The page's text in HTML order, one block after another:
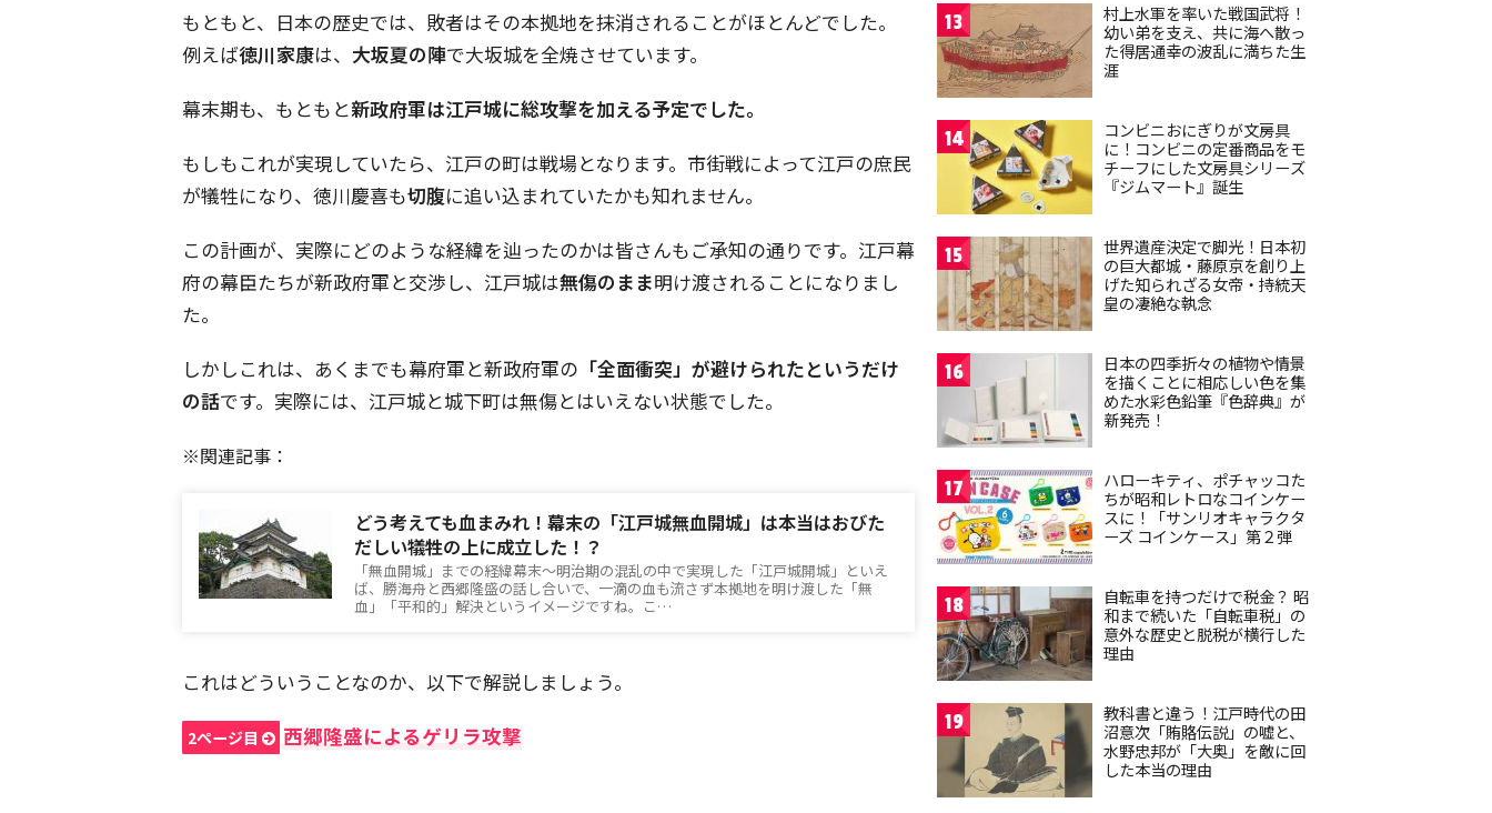
もともと、日本の歴史では、敗者はその本拠地を抹消されることがほとんどでした。
例えば徳川家康は、 大坂夏の陣で大坂城を全焼させています。
幕末期も、もともと新政府軍は江戸城に総攻撃を加える予定でした。
もしもこれが実現していたら、江戸の町は戦場となります。市街戦によって江戸の庶民
が犠牲になり、徳川慶喜も切腹に追い込まれていたかも知れません。
この計画が、実際にどのような経緯を辿ったのかは皆さんもご承知の通りです。江戸幕
府の幕臣たちが新政府軍と交渉し、江戸城は無傷のまま明け渡されることになりまし
た。
しかしこれは、あくまでも幕府軍と新政府軍の 「全面衝突」が避けられたというだけ
の話です。実際には、江戸城と城下町は無傷とはいえない状態でした。
※関連記事：
どう考えても血まみれ！幕末の「江戸城無血開城」は本当はおびた
だしい犠牲の上に成立した！？
「無血開城」までの経緯幕末～明治期の混乱の中で実現した「江戸城開城」といえ
ば、勝海舟と西郷隆盛の話し合いで、一滴の血も流さず本拠地を明け渡した「無
血」「平和的」解決というイメージですね。こ…
これはどういうことなのか、以下で解説しましょう。
2ページ目 西郷隆盛によるゲリラ攻撃
13
村上水軍を率いた戦国武将！
幼い弟を支え、共に海へ散っ
た得居通幸の波乱に満ちた生
涯
14
コンビニおにぎりが文房具
に！コンビニの定番商品をモ
チーフにした文房具シリーズ
『ジムマート』誕生
15
世界遺産決定で脚光！日本初
の巨大都城・藤原京を創り上
げた知られざる女帝・持統天
皇の凄絶な執念
16
日本の四季折々の植物や情景
を描くことに相応しい色を集
めた水彩色鉛筆『色辞典』が
新発売！
17
ハローキティ、ポチャッコた
ちが昭和レトロなコインケー
スに！「サンリオキャラクタ
ーズ コインケース」第２弾
18
自転車を持つだけで税金？ 昭
和まで続いた「自転車税」の
意外な歴史と脱税が横行した
理由
19
教科書と違う！江戸時代の田
沼意次「賄賂伝説」の嘘と、
水野忠邦が「大奥」を敵に回
した本当の理由